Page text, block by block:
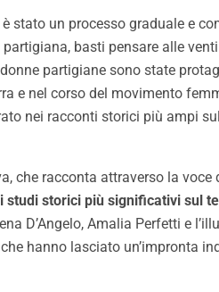
è stato un processo graduale e
basti pensare alle
partigiane sono state
nel corso del movimento
nei racconti storici più ampi
che racconta attraverso la
studi storici più significativi sul
D’Angelo, Amalia Perfetti e
hanno lasciato un’impronta